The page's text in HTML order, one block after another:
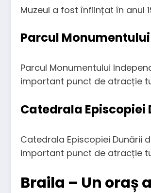
Muzeul a fost înființat în anul
Parcul
Parcul Monumentului
important punct de atracție
Catedrala Episcopiei
Catedrala Episcopiei Dunării
important punct de atracție
Braila – Un oraș